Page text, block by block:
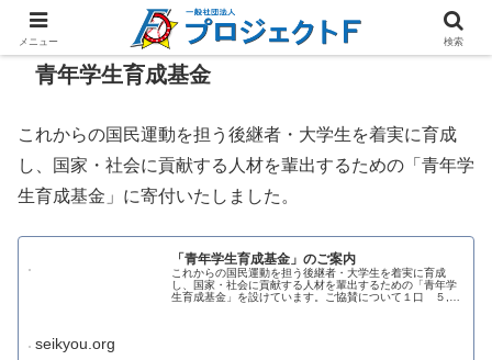
青年学生育成基金
これからの国民運動を担う後継者・大学生を着実に育成
し、国家・社会に貢献する人材を輩出するための「青年学
生育成基金」に寄付いたしました。
「青年学生育成基金」のご案内
これからの国民運動を担う後継者・大学生を着実に育成
し、国家・社会に貢献する人材を輩出するための「青年学
生育成基金」を設けています。ご協賛について１口 ５,０
seikyou.org
メニュー 検索